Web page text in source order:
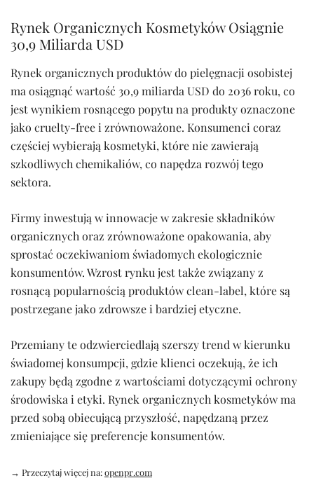
Rynek Organicznych Kosmetyków Osiągnie
30,9 Miliarda USD
Rynek organicznych produktów do pielęgnacji osobistej
ma osiągnąć wartość 30,9 miliarda USD do 2036 roku, co
jest wynikiem rosnącego popytu na produkty oznaczone
jako cruelty-free i zrównoważone. Konsumenci coraz
częściej wybierają kosmetyki, które nie zawierają
szkodliwych chemikaliów, co napędza rozwój tego
sektora.
Firmy inwestują w innowacje w zakresie składników
organicznych oraz zrównoważone opakowania, aby
sprostać oczekiwaniom świadomych ekologicznie
konsumentów. Wzrost rynku jest także związany z
rosnącą popularnością produktów clean-label, które są
postrzegane jako zdrowsze i bardziej etyczne.
Przemiany te odzwierciedlają szerszy trend w kierunku
świadomej konsumpcji, gdzie klienci oczekują, że ich
zakupy będą zgodne z wartościami dotyczącymi ochrony
środowiska i etyki. Rynek organicznych kosmetyków ma
przed sobą obiecującą przyszłość, napędzaną przez
zmieniające się preferencje konsumentów.
→ Przeczytaj więcej na:openpr.com